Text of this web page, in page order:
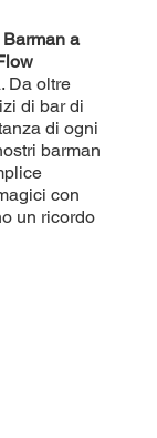
Barman a
Da oltre
di bar di
di ogni
barman
con
un ricordo